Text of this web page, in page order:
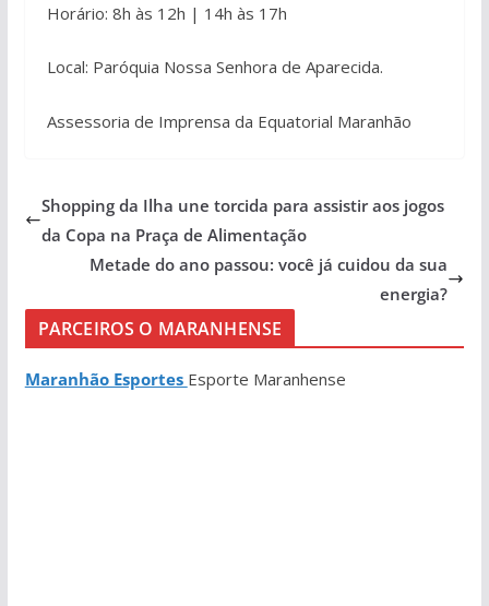
Horário: 8h às 12h | 14h às 17h
Local: Paróquia Nossa Senhora de Aparecida.
Assessoria de Imprensa da Equatorial Maranhão
Shopping da Ilha une torcida para assistir aos jogos
da Copa na Praça de Alimentação
Metade do ano passou: você já cuidou da sua
energia?
PARCEIROS O MARANHENSE
Maranhão Esportes Esporte Maranhense